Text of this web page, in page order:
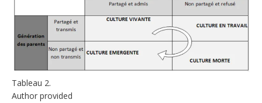
Tableau 2.
Author provided